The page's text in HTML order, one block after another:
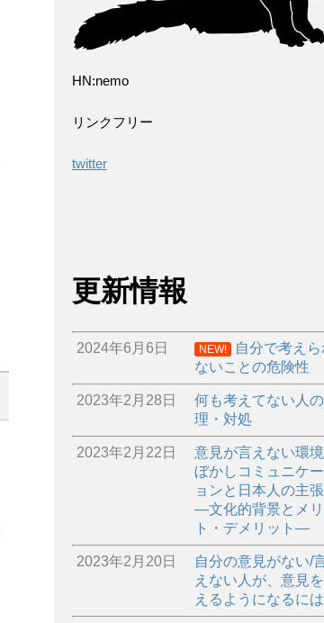
HN:nemo
リンクフリー
twitter
更新情報
2024年6月6日 NEW!
自分で考え
ないことの危険性
2023年2月28日
何も考えてない人
理・対処
2023年2月22日
意見が言えない環境
ぼかしコミュニケ
ョンと日本人の主
―文化的背景とメ
ト・デメリット―
2023年2月20日
自分の意見がない/
えない人が、意見
えるようになるには